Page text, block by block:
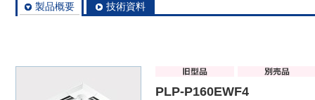
製品概要 技術資料
PLP-P160EWF4